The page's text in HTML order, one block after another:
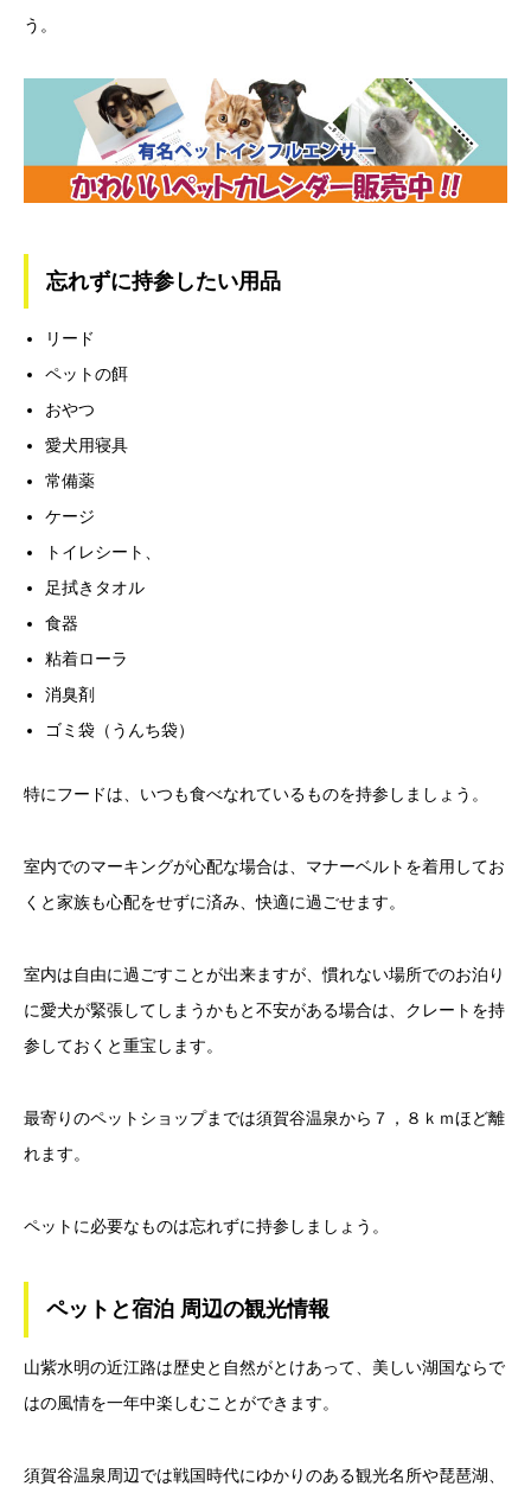
う。
忘れずに持参したい用品
リード
ペットの餌
おやつ
愛犬用寝具
常備薬
ケージ
トイレシート、
足拭きタオル
食器
粘着ローラ
消臭剤
ゴミ袋（うんち袋）
特にフードは、いつも食べなれているものを持参しましょう。
室内でのマーキングが心配な場合は、マナーベルトを着用してお
くと家族も心配をせずに済み、快適に過ごせます。
室内は自由に過ごすことが出来ますが、慣れない場所でのお泊り
に愛犬が緊張してしまうかもと不安がある場合は、クレートを持
参しておくと重宝します。
最寄りのペットショップまでは須賀谷温泉から７，８ｋｍほど離
れます。
ペットに必要なものは忘れずに持参しましょう。
ペットと宿泊 周辺の観光情報
山紫水明の近江路は歴史と自然がとけあって、美しい湖国ならで
はの風情を一年中楽しむことができます。
須賀谷温泉周辺では戦国時代にゆかりのある観光名所や琵琶湖、